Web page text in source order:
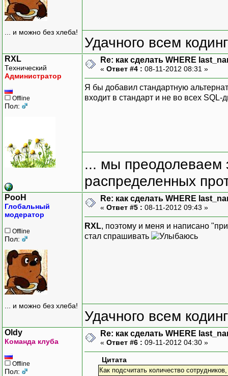
... и можно без хлеба!
Удачного всем
RXL
Технический
Администратор
Offline
Пол:
Re: как сделать WHERE
« Ответ #4 : 08-11-2012 08:31 »
Я бы добавил стандартную
входит в стандарт и не во всех
... мы преодолеваем
распределенных
PooH
Глобальный
модератор
Offline
Пол:
... и можно без хлеба!
Re: как сделать WHERE
« Ответ #5 : 08-11-2012 09:43 »
RXL, поэтому и меня и написано
стал спрашивать
Удачного всем
Oldy
Команда клуба
Offline
Пол:
Re: как сделать WHERE
« Ответ #6 : 09-11-2012 04:30 »
Цитата
Как подсчитать количество